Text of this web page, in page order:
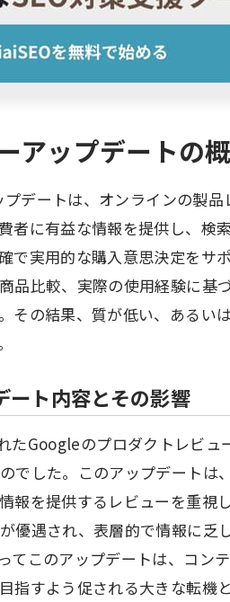
アップデートの
デートは、オンラインの製
者に有益な情報を提供し、検
で実用的な購入意思決定をサ
品比較、実際の使用経験に基
その結果、質が低い、あるい
ト内容とその影響
たGoogleのプロダクトレビュ
でした。このアップデートは
報を提供するレビューを重視
優遇され、表層的で情報に乏
てこのアップデートは、コン
指すよう促される大きな転機